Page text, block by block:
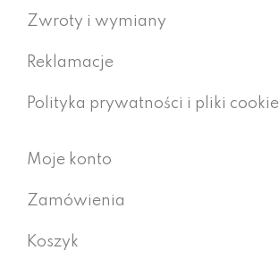
Zwroty i wymiany
Reklamacje
Polityka prywatności i pliki
Moje konto
Zamówienia
Koszyk